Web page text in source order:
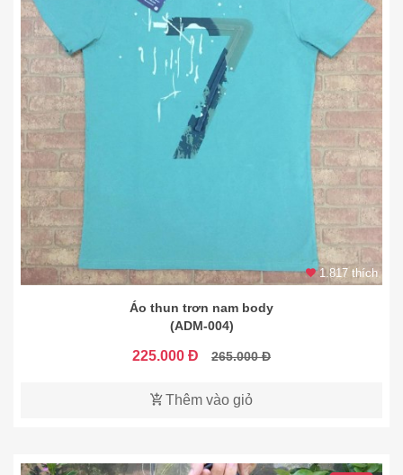
1.817 thích
Áo thun trơn nam body
(ADM-004)
225.000 Đ 265.000 Đ
Thêm vào giỏ